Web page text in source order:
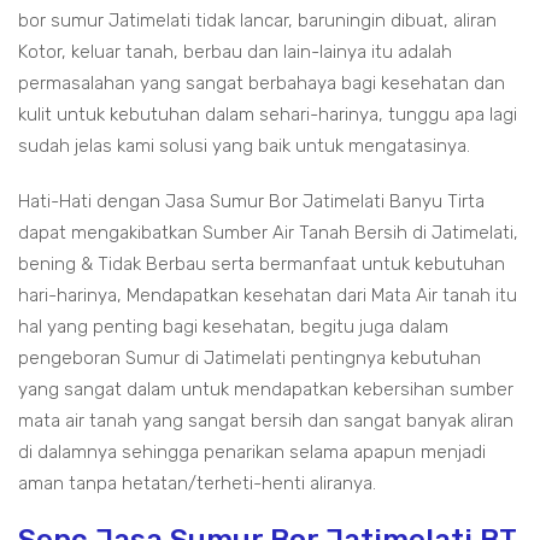
bor sumur Jatimelati tidak lancar, baruningin dibuat, aliran
Kotor, keluar tanah, berbau dan lain-lainya itu adalah
permasalahan yang sangat berbahaya bagi kesehatan dan
kulit untuk kebutuhan dalam sehari-harinya, tunggu apa lagi
sudah jelas kami solusi yang baik untuk mengatasinya.
Hati-Hati dengan Jasa Sumur Bor Jatimelati Banyu Tirta
dapat mengakibatkan Sumber Air Tanah Bersih di Jatimelati,
bening & Tidak Berbau serta bermanfaat untuk kebutuhan
hari-harinya, Mendapatkan kesehatan dari Mata Air tanah itu
hal yang penting bagi kesehatan, begitu juga dalam
pengeboran Sumur di Jatimelati pentingnya kebutuhan
yang sangat dalam untuk mendapatkan kebersihan sumber
mata air tanah yang sangat bersih dan sangat banyak aliran
di dalamnya sehingga penarikan selama apapun menjadi
aman tanpa hetatan/terheti-henti aliranya.